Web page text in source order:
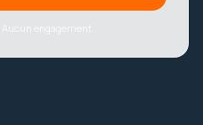
Aucun engagement.